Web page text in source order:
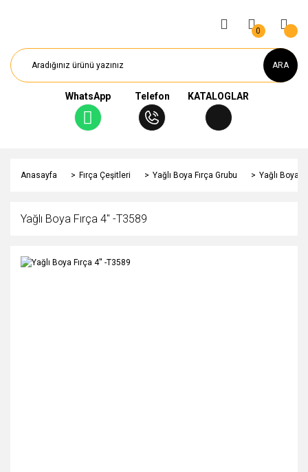
ARA
WhatsApp Telefon KATALOGLAR
0
Anasayfa Fırça Çeşitleri Yağlı Boya Fırça Grubu Yağlı Boya
Yağlı Boya Fırça 4'' -T3589